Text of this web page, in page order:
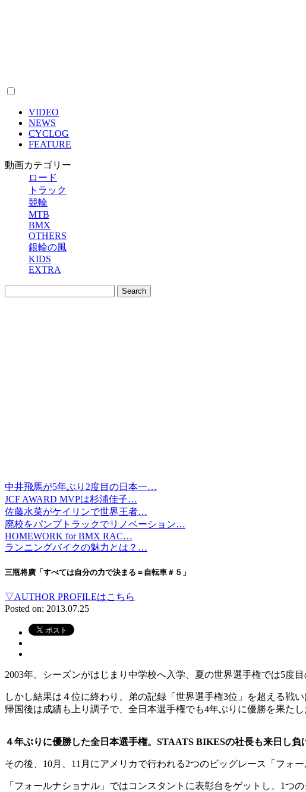
VIDEO
NEWS
CYCLOG
FEATURE
動画カテゴリー
ロード
トラック
競輪
MTB
BMX
OTHERS
銀輪の風
KIDS
EXTRA
中井飛馬が5年ぶり2度目の日本一…
JCF AWARD MVPは杉浦佳子…
佐藤水菜がケイリンで世界王者…
廃校をパンプトラックでリノベーション…
HOMEWORK for BMX RAC…
ランニングバイクの魅力とは？…
三瓶将廣「すべては自分の力で決まる＝自転車＃５」
▽AUTHOR PROFILEはこちら
Posted on: 2013.07.25
2003年。シーズンがはじまり中学校へ入学、夏の世界選手権では5度
しかし結果は４位に終わり、弟の記録「世界選手権3位」を超える戦い
帰国後は成績も上り調子で、全日本選手権でも4年ぶりに優勝を果たし
４年ぶりに優勝した全日本選手権。STAATS BIKESの社長も来日し負
その後、10月、11月にアメリカで行われる2つのビッグレース「フォ
「フォールナショナル」ではコンスタントに表彰台をゲットし、1つ